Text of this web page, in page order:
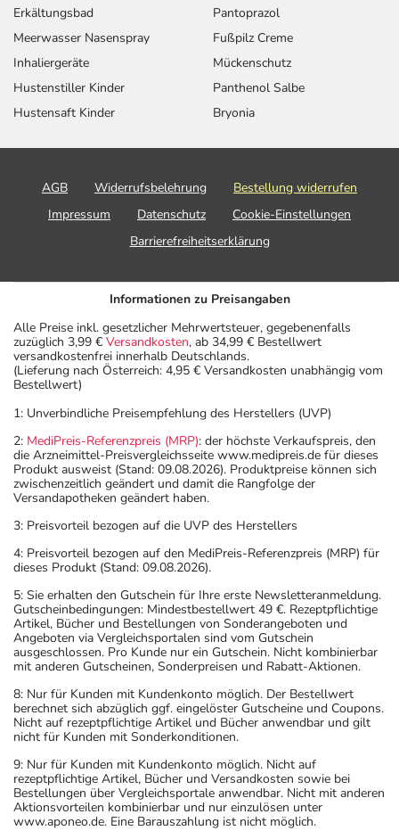
Erkältungsbad
Meerwasser Nasenspray
Inhaliergeräte
Hustenstiller Kinder
Hustensaft Kinder
Pantoprazol
Fußpilz Creme
Mückenschutz
Panthenol Salbe
Bryonia
AGB Widerrufsbelehrung
Bestellung widerrufen
Impressum
Datenschutz
Cookie-Einstellungen
Barrierefreiheitserklärung
Informationen zu Preisangaben
Alle Preise inkl. gesetzlicher Mehrwertsteuer, gegebenenfalls
zuzüglich 3,99 € Versandkosten, ab 34,99 € Bestellwert
versandkostenfrei innerhalb Deutschlands.
(Lieferung nach Österreich: 4,95 € Versandkosten unabhängig vom
Bestellwert)
1: Unverbindliche Preisempfehlung des Herstellers (UVP)
2: MediPreis-Referenzpreis (MRP): der höchste Verkaufspreis, den
die Arzneimittel-Preisvergleichsseite www.medipreis.de für dieses
Produkt ausweist (Stand: 09.08.2026). Produktpreise können sich
zwischenzeitlich geändert und damit die Rangfolge der
Versandapotheken geändert haben.
3: Preisvorteil bezogen auf die UVP des Herstellers
4: Preisvorteil bezogen auf den MediPreis-Referenzpreis (MRP) für
dieses Produkt (Stand: 09.08.2026).
5: Sie erhalten den Gutschein für Ihre erste Newsletteranmeldung.
Gutscheinbedingungen: Mindestbestellwert 49 €. Rezeptpflichtige
Artikel, Bücher und Bestellungen von Sonderangeboten und
Angeboten via Vergleichsportalen sind vom Gutschein
ausgeschlossen. Pro Kunde nur ein Gutschein. Nicht kombinierbar
mit anderen Gutscheinen, Sonderpreisen und Rabatt-Aktionen.
8: Nur für Kunden mit Kundenkonto möglich. Der Bestellwert
berechnet sich abzüglich ggf. eingelöster Gutscheine und Coupons.
Nicht auf rezeptpflichtige Artikel und Bücher anwendbar und gilt
nicht für Kunden mit Sonderkonditionen.
9: Nur für Kunden mit Kundenkonto möglich. Nicht auf
rezeptpflichtige Artikel, Bücher und Versandkosten sowie bei
Bestellungen über Vergleichsportale anwendbar. Nicht mit anderen
Aktionsvorteilen kombinierbar und nur einzulösen unter
www.aponeo.de. Eine Barauszahlung ist nicht möglich.